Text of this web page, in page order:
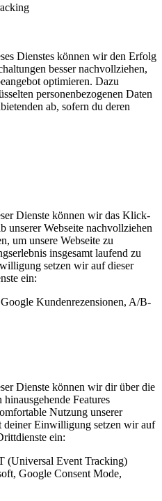
Dienstes können wir den Erfolg
besser nachvollziehen,
optimieren. Dazu
personenbezogenen Daten
ab, sofern du deren
Dienste können wir das Klick-
unserer Webseite nachvollziehen
um unsere Webseite zu
insgesamt laufend zu
setzen wir auf dieser
ein:
Kundenrezensionen, A/B-
Dienste können wir dir über die
Features
Nutzung unserer
deiner Einwilligung setzen wir auf
ein:
(Universal Event Tracking)
Google Consent Mode,